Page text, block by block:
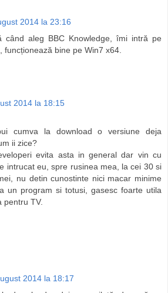
2014 la 23:16
când aleg BBC Knowledge, îmi intră pe
funcționează bine pe Win7 x64.
2014 la 18:15
cumva la download o versiune deja
ii zice?
evita asta in general dar vin cu
intrucat eu, spre rusinea mea, la cei 30 si
nu detin cunostinte nici macar minime
un program si totusi, gasesc foarte utila
pentru TV.
2014 la 18:17